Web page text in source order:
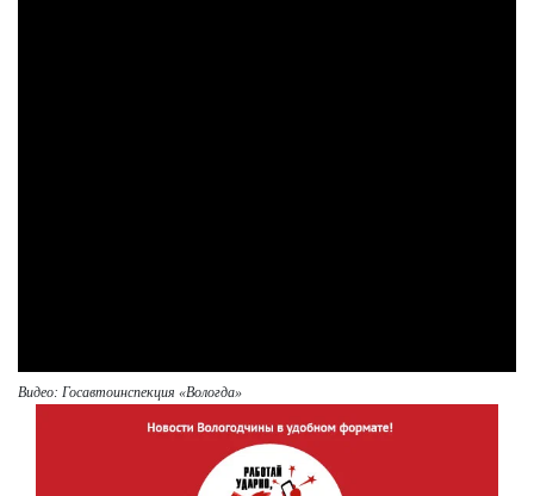
Видео: Госавтоинспекция «Вологда»